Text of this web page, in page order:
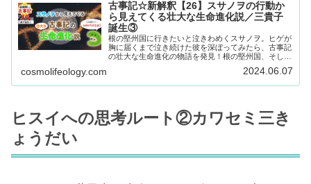
古事記☆新解釈【26】スサノヲの行動か
ら見えてくる壮大な生命進化説／三貴子
誕生③
根の堅州国に行きたいと泣きわめくスサノヲ。ヒゲが
胸に届くまで泣き続けた彼を深ぼってみたら、古事記
の壮大な生命進化の物語を発見！根の堅州国、そして
cosmolifeology.com 2024.06.07
ヒスイへの思考ルート②カワセミ三き
ょうだい